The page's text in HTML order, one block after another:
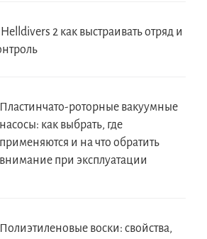
2 как выстраивать отряд и
Пластинчато-роторные вакуумные
насосы: как выбрать, где
применяются и на что обратить
внимание при эксплуатации
Полиэтиленовые воски: свойства,